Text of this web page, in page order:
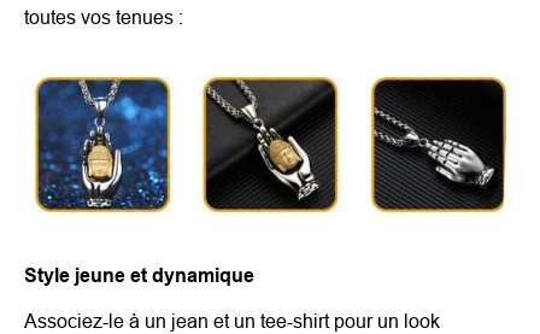
toutes vos tenues :
Style jeune et dynamique
Associez-le à un jean et un tee-shirt pour un look